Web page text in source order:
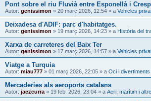
Pont sobre el riu Fluvià entre Esponellà i
Autor: genissimon » 20 març 2026, 12:54 » a Vehicles
Deixadesa d'ADIF: parc d'habitatges.
Autor: genissimon » 19 març 2026, 14:23 » a Història del
Xarxa de carreteres del Baix Ter
Autor: genissimon » 17 març 2026, 14:57 » a Vehicles
Viatge a Turquia
Autor: miau777 » 01 març 2026, 22:05 » a Oci i divertiments
Mercaderies als aeroports catalans
Autor: jaezcurra » 19 feb. 2026, 23:04 » a Aeri, marítim i